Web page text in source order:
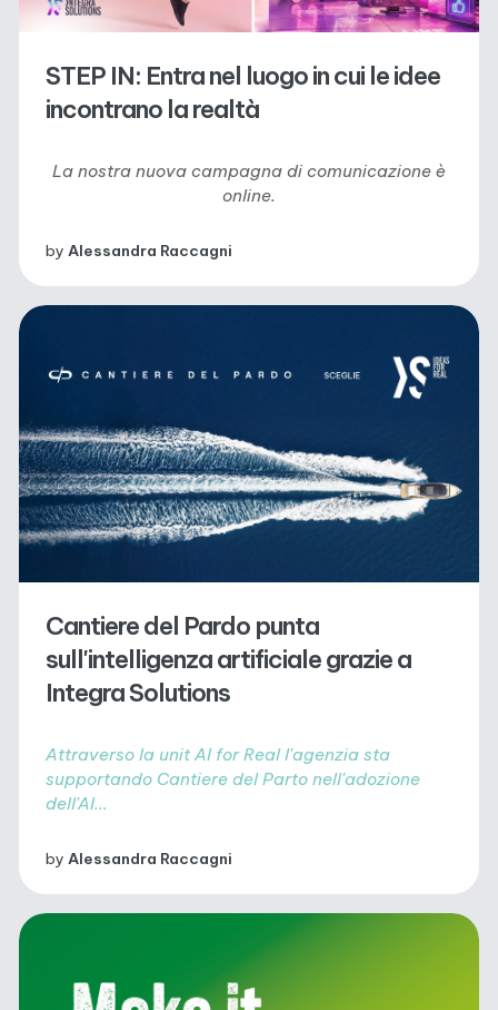
STEP IN: Entra nel luogo in cui le idee
incontrano la realtà
La nostra nuova campagna di comunicazione è
online.
by Alessandra Raccagni
Cantiere del Pardo punta
sull'intelligenza artificiale grazie a
Integra Solutions
Attraverso la unit AI for Real l'agenzia sta
supportando Cantiere del Parto nell'adozione
dell'AI...
by Alessandra Raccagni